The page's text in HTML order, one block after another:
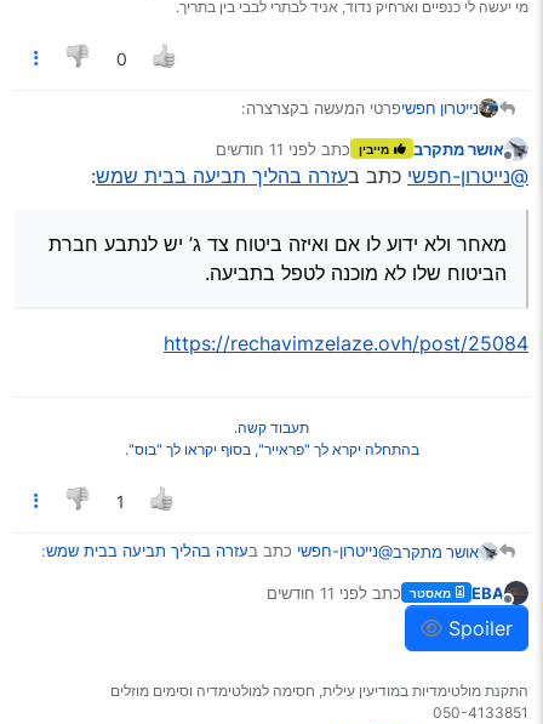
מי יעשה לי כנפיים וארחיק נדוד, אניד לבתרי לבבי בין בתריך.
0
נייטרון חפשיפרטי המעשה בקצרצרה:
להגיש תביעה, מאחר ולא ידוע לו אם ואיזה ביטוח צד ג’ יש
לנתבע חברת הביטוח שלו לא מוכנה לטפל בתביעה.
תהיה בתשלום.
יש עד ראיה לאירוע.
היה מישהו כזה גם אני הייתי פונה אליו.
מנותק
אושר מתקרב מייבין כתב לפני 11 חודשים
נערך לאחרונה על ידי
@נייטרון-חפשי כתב בעזרה בהליך תביעה בבית שמש:
מאחר ולא ידוע לו אם ואיזה ביטוח צד ג’ יש לנתבע חברת
הביטוח שלו לא מוכנה לטפל בתביעה.
https://rechavimzelaze.ovh/post/25084
תעבוד קשה.
בהתחלה יקרא לך "פראייר", בסוף יקראו לך "בוס".
1
אושר מתקרב@נייטרון-חפשי כתב בעזרה בהליך תביעה בבית שמש:
מנותק
EBA מאסטר כתב לפני 11 חודשים
נערך לאחרונה על ידי
Spoiler
התקנת מולטימדיות במודיעין עילית, חסימה למולטימדיה וסימים מוזלים
050-4133851